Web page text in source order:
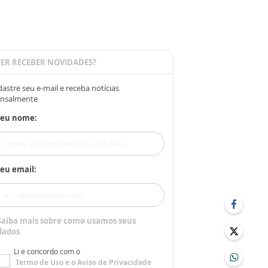
RECEBER NOVIDADES?
seu e-mail e receba notícias
nome:
email:
mais sobre como usamos seus
Li e concordo com o
Termo de Usoe oAviso de Privacidade